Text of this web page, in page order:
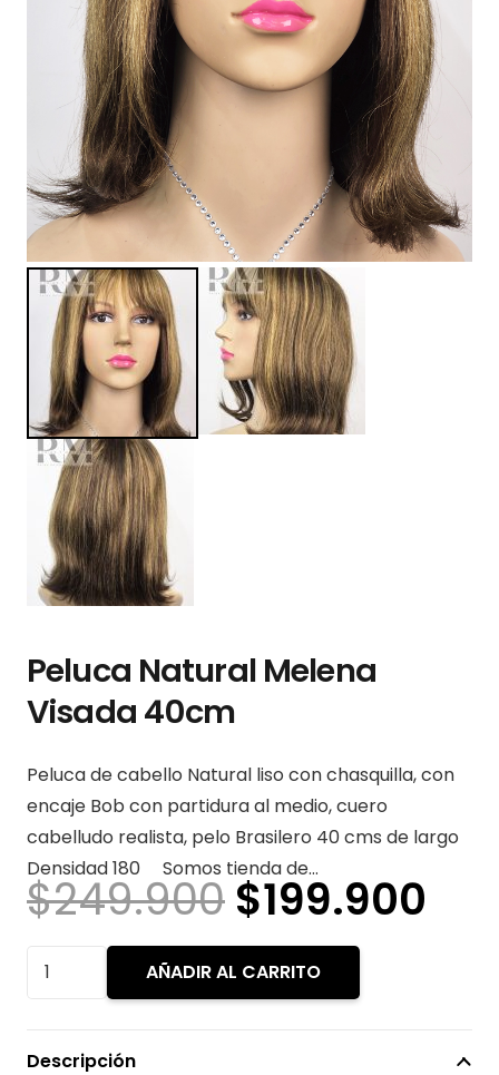
Peluca Natural Melena
Visada 40cm
Peluca de cabello Natural liso con chasquilla, con
encaje Bob con partidura al medio, cuero
cabelludo realista, pelo Brasilero 40 cms de largo
Densidad 180 Somos tienda de…
$249.900 El
precio
original
era:
$249.900.
$199.900
Peluca
Visada
AÑADIR AL CARRITO
Descripción